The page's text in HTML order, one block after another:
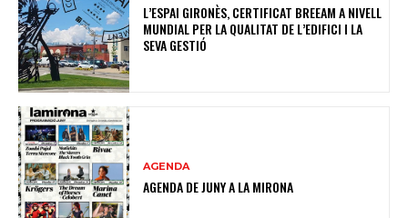
L’ESPAI GIRONÈS, CERTIFICAT BREEAM A NIVELL
MUNDIAL PER LA QUALITAT DE L’EDIFICI I LA
SEVA GESTIÓ
AGENDA
AGENDA DE JUNY A LA MIRONA